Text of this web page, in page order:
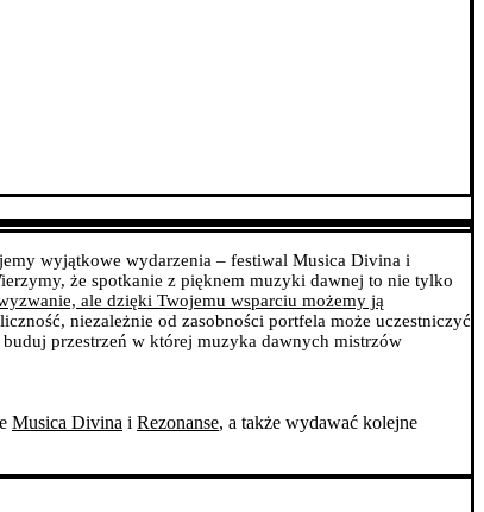
wyjątkowe wydarzenia – festiwal Musica Divina i
że spotkanie z pięknem muzyki dawnej to nie tylko
ale dzięki Twojemu wsparciu możemy ją
niezależnie od zasobności portfela może uczestniczyć
przestrzeń w której muzyka dawnych mistrzów
Musica Divina i Rezonanse, a także wydawać kolejne